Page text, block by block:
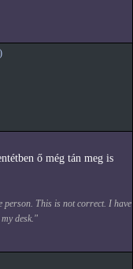
ő még tán meg is
person. This is not correct. I have
desk."